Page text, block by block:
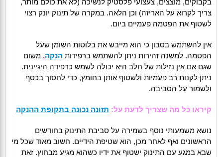
בקבוקים, מוצצים, צעצועי פלסטיק לנשיכה (לא את כולם מותר,
צריך לקרוא על האריזה) וכן הלאה. במקרה של תינוק יונק רצוי
לשטוף את הפטמה פעמיים ביום.
אין להשתמש בסבון כי הוא מייבש את בלוטות השומן שעל
הפטמה. למשנה זהירות ניתן להשתמש ברפידות הנקה, משום
שגם אם אין נזילות של חלב היא יכולה לשמש כרפידה היגיינית.
ניתן לקנות רב פעמיות ולשטוף אותן בחומץ, כדי לחסוך בכסף
ולשמור על הסביבה.
קיראו כל מה שצריך לדעת על: תזונה נכונה בתקופת ההנקה
נושא משמעותי נוסף בשמירה על סביבת התינוק בחודשים
הראשונים ואף לאחר מכן, הוא שטיפת הידיים. חשוב מאוד שכל מי
שבא במגע עם התינוק ישטוף את ידיו כשהוא מגיע מבחוץ. זאת